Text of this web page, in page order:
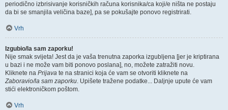
periodično izbrisivanje korisničkih računa korisnika/ca koji/e ništa ne postaju
da bi se smanjila veličina baze], pa se pokušajte ponovo registrirati.
Vrh
Izgubio/la sam zaporku!
Nije smak svijeta! Jest da je vaša trenutna zaporka izgubljena [jer je kriptirana
u bazi i ne može vam biti ponovo poslana], no, možete zatražiti novu.
Kliknete na Prijava te na stranici koja će vam se otvoriti kliknete na
Zaboravio/la sam zaporku. Upišete tražene podatke... Daljnje upute će vam
stići elektroničkom poštom.
Vrh